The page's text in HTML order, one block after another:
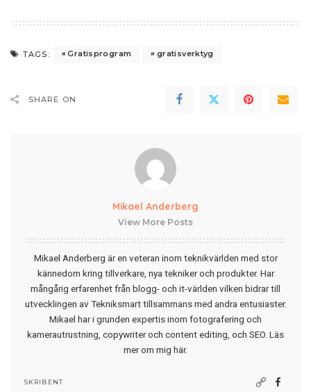
TAGS: Gratisprogram gratisverktyg
SHARE ON
Mikael Anderberg
View More Posts
Mikael Anderberg är en veteran inom teknikvärlden med stor
kännedom kring tillverkare, nya tekniker och produkter. Har
mångårig erfarenhet från blogg- och it-världen vilken bidrar till
utvecklingen av Tekniksmart tillsammans med andra entusiaster.
Mikael har i grunden expertis inom fotografering och
kamerautrustning, copywriter och content editing, och SEO. Läs
mer om mig här.
SKRIBENT